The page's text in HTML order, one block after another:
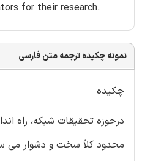
for their research.
نمونه چکیده ترجمه متن فارسی
چکیده
درحوزه تحقیقات شبکه، راه
محدود کلاً سخت و دشوار می